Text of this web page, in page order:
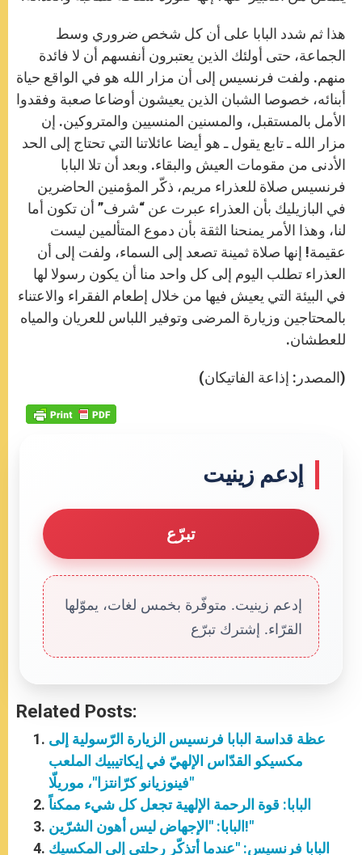
هذا ثم شدد البابا على أن كل شخص ضروري وسط
الجماعة، حتى أولئك الذين يعتبرون أنفسهم أن لا فائدة
منهم. ولفت فرنسيس إلى أن مزار الله هو في الواقع حياة
أبنائه، خصوصا الشبان الذين يعيشون أوضاعا صعبة وفقدوا
الأمل بالمستقبل، والمسنين المنسيين والمتروكين. إن
مزار الله ـ تابع يقول ـ هو أيضا عائلاتنا التي تحتاج إلى الحد
الأدنى من مقومات العيش والبقاء. وبعد أن تلا البابا
فرنسيس صلاة للعذراء مريم، ذكّر المؤمنين الحاضرين
في البازيليك بأن العذراء عبرت عن “شرف” أن تكون أما
لنا، وهذا الأمر يمنحنا الثقة بأن دموع المتألمين ليست
عقيمة! إنها صلاة ثمينة تصعد إلى السماء، ولفت إلى أن
العذراء تطلب اليوم إلى كل واحد منا أن يكون رسولا لها
في البيئة التي يعيش فيها من خلال إطعام الفقراء والاعتناء
بالمحتاجين وزيارة المرضى وتوفير اللباس للعريان والمياه
للعطشان.
(المصدر: إذاعة الفاتيكان)
إدعم زينيت
تبرّع
إدعم زينيت. متوفّرة بخمس لغات، يموّلها
القرّاء. إشترك تبرّع
Related Posts:
عظة قداسة البابا فرنسيس الزيارة الرّسولية إلى
مكسيكو القدّاس الإلهيّ في إيكاتيبيك الملعب
"فينوزيانو كرّانتزا"، موريلّا
البابا: قوة الرحمة الإلهية تجعل كل شيء ممكناً
البابا: "الإجهاض ليس أهون الشرّين!"
البابا فرنسيس: "عندما أتذكّر رحلتي إلى المكسيك